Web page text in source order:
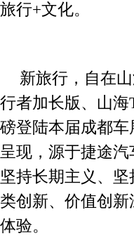
旅行+文化。
新旅行，自在
行者加长版、山海
磅登陆本届成都
呈现，源于捷途
坚持长期主义、
类创新、价值创
体验。